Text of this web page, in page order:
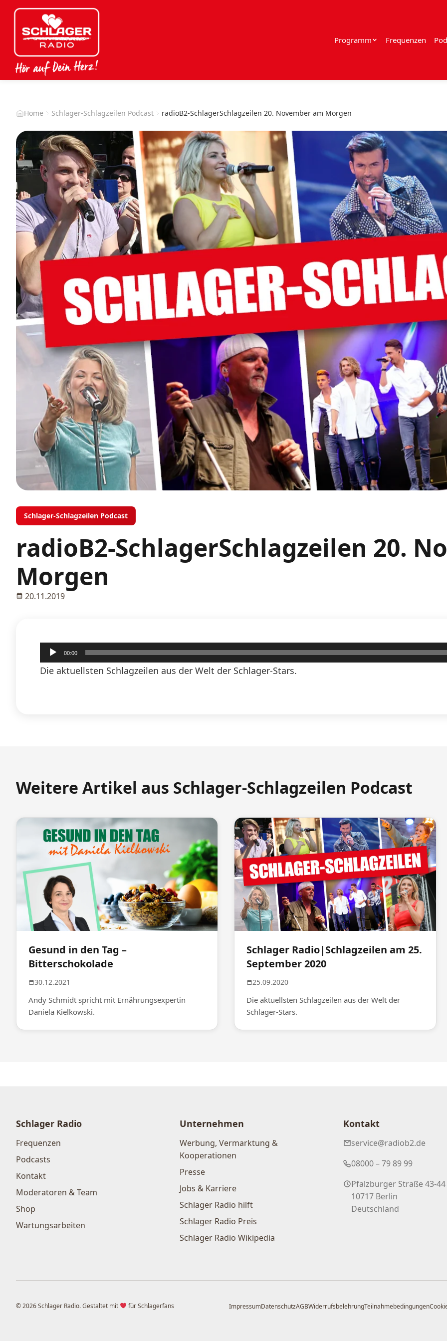
Programm Frequenzen
Home Schlager-Schlagzeilen Podcast radioB2-SchlagerSchlagzeilen 20. November am Morgen
Schlager-Schlagzeilen Podcast
radioB2-SchlagerSchlagzeilen 20.
Morgen
20.11.2019
Audio-
Player
00:00
Die aktuellsten Schlagzeilen aus der Welt der Schlager-Stars.
Weitere Artikel aus Schlager-Schlagzeilen Podcast
Gesund in den Tag –
Bitterschokolade
30.12.2021
Andy Schmidt spricht mit Ernährungsexpertin
Daniela Kielkowski.
Schlager Radio|Schlagzeilen am 25.
September 2020
25.09.2020
Die aktuellsten Schlagzeilen aus der Welt der
Schlager-Stars.
Schlager Radio
Frequenzen
Podcasts
Kontakt
Moderatoren & Team
Shop
Wartungsarbeiten
Unternehmen
Werbung, Vermarktung &
Kooperationen
Presse
Jobs & Karriere
Schlager Radio hilft
Schlager Radio Preis
Schlager Radio Wikipedia
Kontakt
service@radiob2.de
08000 – 79 89 99
Pfalzburger Straße 43-44
10717 Berlin
Deutschland
© 2026 Schlager Radio. Gestaltet mit für Schlagerfans ImpressumDatenschutzAGBWiderrufsbelehrungTeilnahmebedingungen